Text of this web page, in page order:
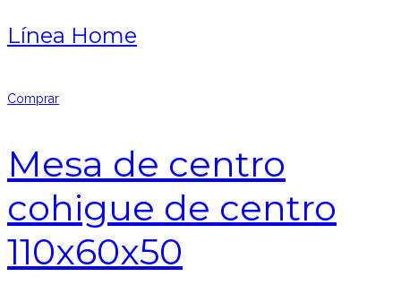
Línea Home
Comprar
Mesa de centro
cohigue de centro
110x60x50